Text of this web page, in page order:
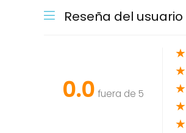
Reseña del usuario
0.0 fuera de 5
★
★
★
★
★